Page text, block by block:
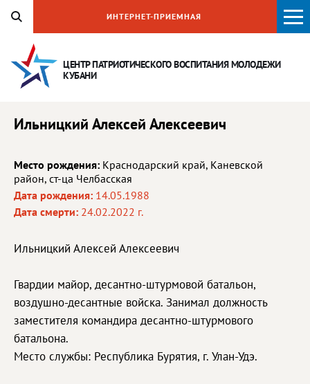
ЦЕНТР ПАТРИОТИЧЕСКОГО ВОСПИТАНИЯМОЛОДЕЖИ
КУБАНИ
ИНТЕРНЕТ-ПРИЕМНАЯ
Ильницкий Алексей Алексеевич
Место рождения: Краснодарский край, Каневской
район, ст-ца Челбасская
Дата рождения: 14.05.1988
Дата смерти: 24.02.2022 г.
Ильницкий Алексей Алексеевич
Гвардии майор, десантно-штурмовой батальон,
воздушно-десантные войска. Занимал должность
заместителя командира десантно-штурмового
батальона.
Место службы: Республика Бурятия, г. Улан-Удэ.